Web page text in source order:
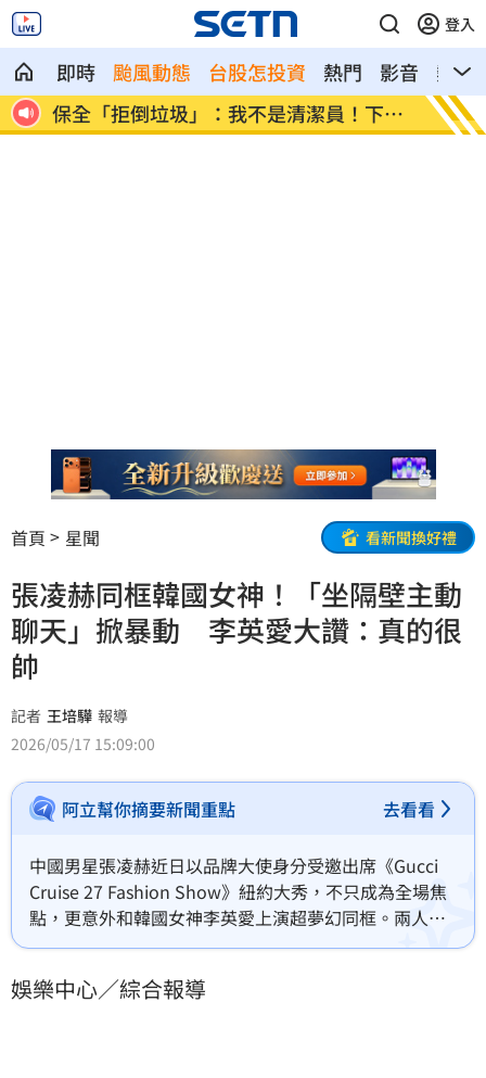
登入
即時 颱風動態 台股怎投資 熱門 影音
熱搜
山
保全「拒倒垃圾」：我不是清潔員！下場
慘
女律
男
首頁 星聞 看新聞換好禮
張凌赫同框韓國女神！「坐隔壁主動
聊天」掀暴動 李英愛大讚：真的很
帥
記者 王培驊 報導
2026/05/17 15:09:00
阿立幫你摘要新聞重點 去看看
中國男星張凌赫近日以品牌大使身分受邀出席《Gucci
Cruise 27 Fashion Show》紐約大秀，不只成為全場焦
點，更意外和韓國女神李英愛上演超夢幻同框。兩人在
秀場被安排坐在一起，期間不時低聲交談，李英愛甚至
議，不少網友直呼：「這組合同太夢幻了！」
娛樂中心／綜合報導